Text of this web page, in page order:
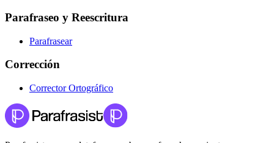
Parafraseo y Reescritura
Parafrasear
Corrección
Corrector Ortográfico